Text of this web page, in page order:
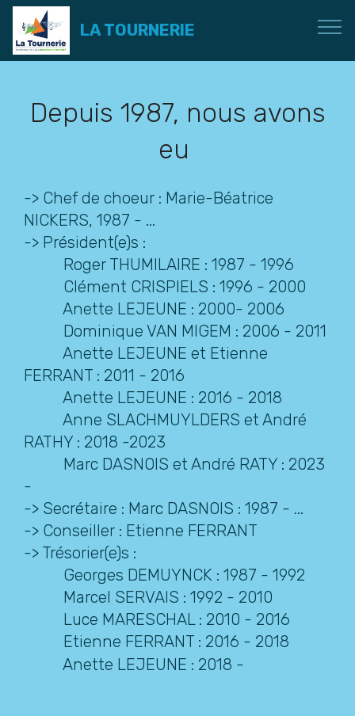
LA TOURNERIE
Depuis 1987, nous avons
eu
-> Chef de choeur : Marie-Béatrice
NICKERS, 1987 - ...
-> Président(e)s :
Roger THUMILAIRE : 1987 - 1996
Clément CRISPIELS : 1996 - 2000
Anette LEJEUNE : 2000- 2006
Dominique VAN MIGEM : 2006 - 2011
Anette LEJEUNE et Etienne
FERRANT : 2011 - 2016
Anette LEJEUNE : 2016 - 2018
Anne SLACHMUYLDERS et André
RATHY : 2018 -2023
Marc DASNOIS et André RATY : 2023
-
-> Secrétaire : Marc DASNOIS : 1987 - ...
-> Conseiller : Etienne FERRANT
-> Trésorier(e)s :
Georges DEMUYNCK : 1987 - 1992
Marcel SERVAIS : 1992 - 2010
Luce MARESCHAL : 2010 - 2016
Etienne FERRANT : 2016 - 2018
Anette LEJEUNE : 2018 -